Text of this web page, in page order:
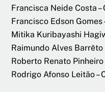
Francisca Neide Costa –
Francisco Edson Gomes
Mitika Kuribayashi
Raimundo Alves Barrêto
Roberto Renato
Rodrigo Afonso Leitão –